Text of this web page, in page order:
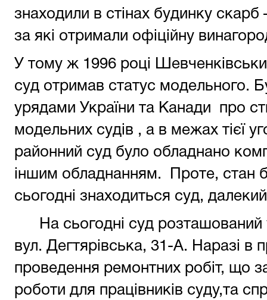
знаходили в стінах будинку скарб
за які отримали офіційну
У тому ж 1996 році
суд отримав статус модельного.
урядами України та Канади про
модельних судів , а в межах тієї
районний суд було обладнано
іншим обладнанням. Проте, стан
сьогодні знаходиться суд,
На сьогодні суд
вул. Дегтярівська, 31-А. Наразі в
проведення ремонтних робіт, що
роботи для працівників суду,та